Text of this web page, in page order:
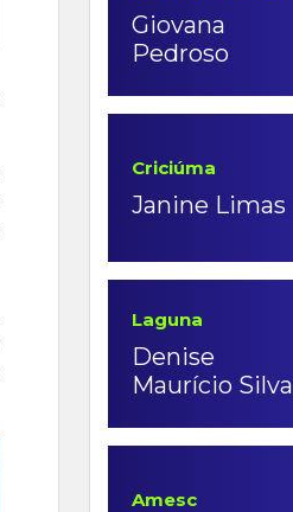
Giovana
Pedroso
Criciúma
Janine Limas
Laguna
Denise
Maurício Silva
Amesc